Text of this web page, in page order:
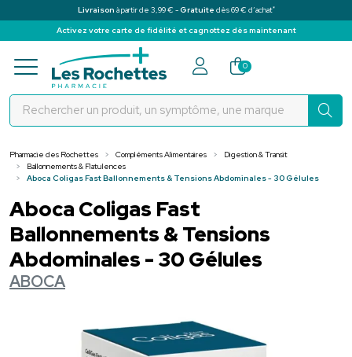
Livraison à partir de 3,99 € -Gratuite dès 69 € d’achat*
Activez votre carte de fidélité et cagnottez dès maintenant
Pharmacie des Rochettes Votre
0
Pharmacie des Rochettes Compléments Alimentaires
Digestion & Transit
Ballonnements & Flatulences
Aboca Coligas Fast Ballonnements & Tensions Abdominales - 30 Gélules
Aboca Coligas Fast
Ballonnements & Tensions
Abdominales - 30 Gélules
ABOCA